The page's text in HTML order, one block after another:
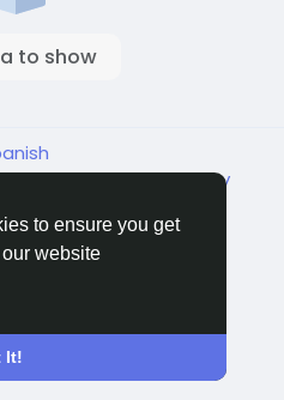
to ensure you get
website
It!
to show
Shipping and delivery